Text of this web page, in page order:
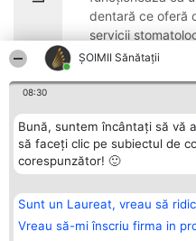
ŞOIMII Sănătații
08:30
Bună, suntem încântați să vă
să faceți clic pe subiectul de
corespunzător! 🙂
Sunt un Laureat, vreau să
Vreau să-mi înscriu firma in
dentară ce oferă
servicii
abordarea ...
10
Organizator Ranking
BRIGHT SOLUTIONS BR SRL
Aleea Timisul De Sus 2 Bl. A30
Sc. A Et. 4 Ap. 13 Cod 061952
București
tel: +40 770 990 492
Lista
Reguli